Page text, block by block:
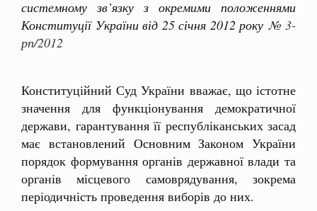
системному зв’язку з окремими положеннями
Конституції України від 25 січня 2012 року № 3-
рп/2012
Конституційний Суд України вважає, що істотне
значення для функціонування демократичної
держави, гарантування її республіканських засад
має встановлений Основним Законом України
порядок формування органів державної влади та
органів місцевого самоврядування, зокрема
періодичність проведення виборів до них.